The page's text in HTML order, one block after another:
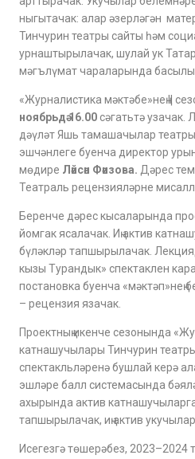
ныгытачак: алар әзерләгән
Тинчурин театры сайты һәм
урнаштырылачак, шулай ук
мәгълүмат чараларында
«Журналистика мәктәбе»нең II
ноябрьдә 16.00 сәгатьтә узачак.
дәүләт Яшь тамашачылар
эшчәнлеге буенча директор
мөдире Ләйсән Фәизова. Дәрес
Театраль рецензияләрне
Беренче дәрес кысаларында
йомгак ясалачак. Иң актив
бүләкләр тапшырылачак.
кызы Турандык» спектаклен
постановка буенча «мәктәп»нең
– рецензия язачак.
Проектның икенче сезонында
катнашучылары Тинчурин
спектакльләренә бушлай керә
эшләре балл системасында
ахырында актив
тапшырылачак, иң актив
Исегезгә төшерәбез,